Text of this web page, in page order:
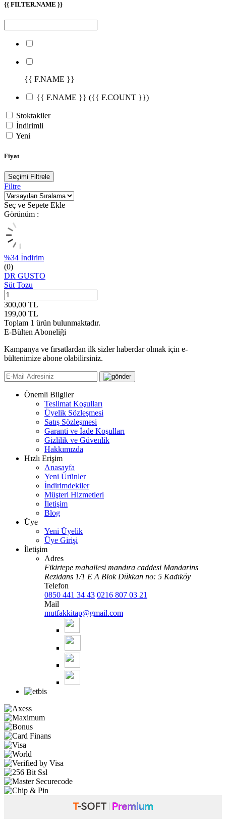
{{ FILTER.NAME }}
{{ F.NAME }}
{{ F.NAME }} ({{ F.COUNT }})
Stoktakiler
İndirimli
Yeni
Fiyat
Seçimi Filtrele
Filtre
Seç ve Sepete Ekle
Görünüm :
%34 İndirim
(0)
DR GUSTO
Süt Tozu
300,00 TL
199,00 TL
Toplam 1 ürün bulunmaktadır.
E-Bülten Aboneliği
Kampanya ve fırsatlardan ilk sizler haberdar olmak için e-
bültenimize abone olabilirsiniz.
Önemli Bilgiler
Teslimat Koşulları
Üyelik Sözleşmesi
Satış Sözleşmesi
Garanti ve İade Koşulları
Gizlilik ve Güvenlik
Hakkımızda
Hızlı Erişim
Anasayfa
Yeni Ürünler
İndirimdekiler
Müşteri Hizmetleri
İletişim
Blog
Üye
Yeni Üyelik
Üye Girişi
İletişim
Adres
Fikirtepe mahallesi mandıra caddesi Mandarins
Rezidans 1/1 E A Blok Dükkan no: 5 Kadıköy
Telefon
0850 441 34 43 0216 807 03 21
Mail
mutfakkitap@gmail.com